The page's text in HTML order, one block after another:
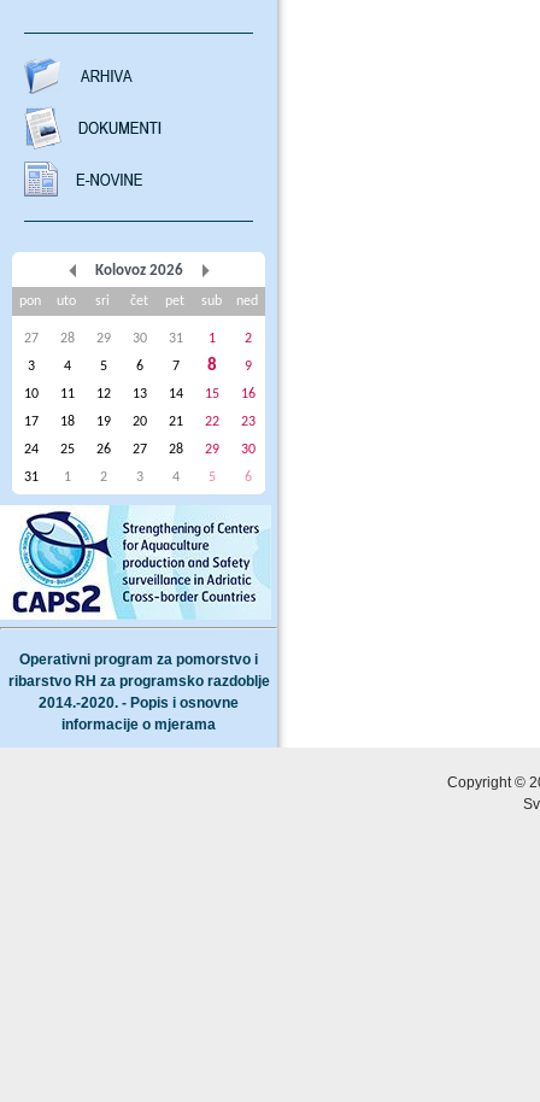
Kolovoz 2026
pon uto sri čet pet sub ned
27 28 29 30 31 1
2
3
4 5 6 7 8
9
10
11 12 13 14 15
16
17
18 19 20 21 22
23
24
25 26 27 28 29
30
31
1 2 3 4 5 6
Operativni program za pomorstvo i
ribarstvo RH za programsko razdoblje
2014.-2020. - Popis i osnovne
informacije o mjerama
Copyright ©